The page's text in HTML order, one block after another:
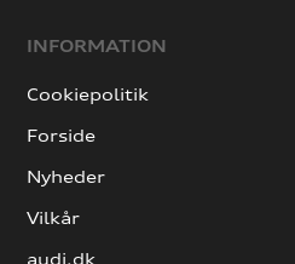
INFORMATION
Cookiepolitik
Forside
Nyheder
Vilkår
audi.dk